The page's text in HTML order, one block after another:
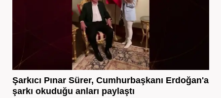
Şarkıcı Pınar Sürer, Cumhurbaşkanı Erdoğan'a
şarkı okuduğu anları paylaştı